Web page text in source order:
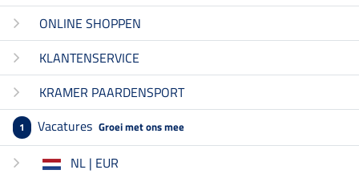
ONLINE SHOPPEN
KLANTENSERVICE
KRAMER PAARDENSPORT
1 Vacatures Groei met ons mee
NL | EUR